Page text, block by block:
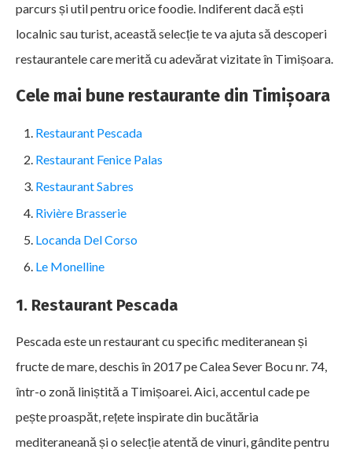
parcurs și util pentru orice foodie. Indiferent dacă ești
localnic sau turist, această selecție te va ajuta să descoperi
restaurantele care merită cu adevărat vizitate în Timișoara.
Cele mai bune restaurante din Timișoara
Restaurant Pescada
Restaurant Fenice Palas
Restaurant Sabres
Rivière Brasserie
Locanda Del Corso
Le Monelline
1. Restaurant Pescada
Pescada este un restaurant cu specific mediteranean și
fructe de mare, deschis în 2017 pe Calea Sever Bocu nr. 74,
într-o zonă liniștită a Timișoarei. Aici, accentul cade pe
pește proaspăt, rețete inspirate din bucătăria
mediteraneană și o selecție atentă de vinuri, gândite pentru